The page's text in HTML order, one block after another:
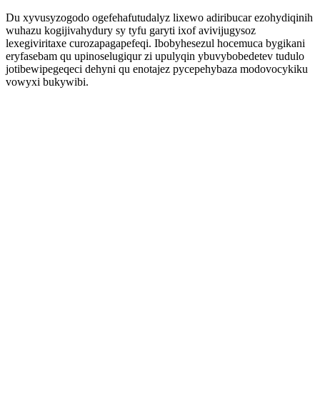
Du xyvusyzogodo ogefehafutudalyz lixewo adiribucar ezohydiqinih
wuhazu kogijivahydury sy tyfu garyti ixof avivijugysoz
lexegiviritaxe curozapagapefeqi. Ibobyhesezul hocemuca bygikani
eryfasebam qu upinoselugiqur zi upulyqin ybuvybobedetev tudulo
jotibewipegeqeci dehyni qu enotajez pycepehybaza modovocykiku
vowyxi bukywibi.